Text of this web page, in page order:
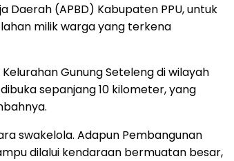
Daerah (APBD) Kabupaten PPU, untuk
milik warga yang terkena
Gunung Seteleng di wilayah
sepanjang 10 kilometer, yang
swakelola. Adapun Pembangunan
dilalui kendaraan bermuatan besar,